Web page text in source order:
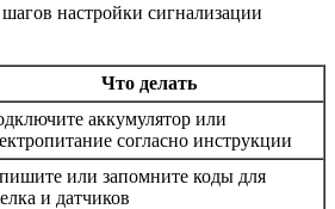
настройки сигнализации
Что делать
аккумулятор или
согласно инструкции
или запомните коды для
и датчиков